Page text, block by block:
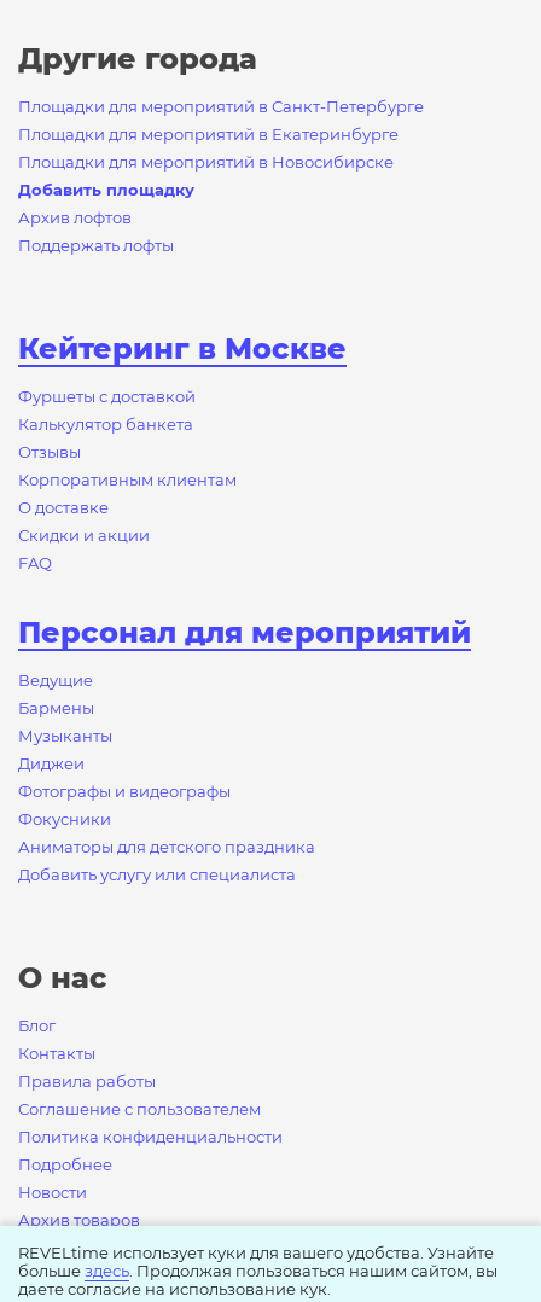
Другие города
Площадки для мероприятий в Санкт-Петербурге
Площадки для мероприятий в Екатеринбурге
Площадки для мероприятий в Новосибирске
Добавить площадку
Архив лофтов
Поддержать лофты
Кейтеринг в Москве
Фуршеты с доставкой
Калькулятор банкета
Отзывы
Корпоративным клиентам
О доставке
Скидки и акции
FAQ
Персонал для мероприятий
Ведущие
Бармены
Музыканты
Диджеи
Фотографы и видеографы
Фокусники
Аниматоры для детского праздника
Добавить услугу или специалиста
О нас
Блог
Контакты
Правила работы
Соглашение с пользователем
Политика конфиденциальности
Подробнее
Новости
Архив товаров
Архив блога
Условия возврата денежных средств
REVELtime использует куки для вашего удобства. Узнайте
большездесь . Продолжая пользоваться нашим сайтом, вы
даете согласие на использование кук.